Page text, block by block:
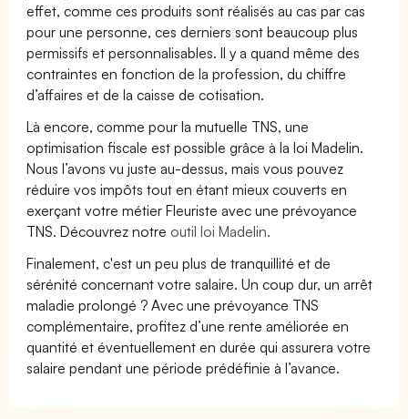
effet, comme ces produits sont réalisés au cas par cas
pour une personne, ces derniers sont beaucoup plus
permissifs et personnalisables. Il y a quand même des
contraintes en fonction de la profession, du chiffre
d’affaires et de la caisse de cotisation.
Là encore, comme pour la mutuelle TNS, une
optimisation fiscale est possible grâce à la loi Madelin.
Nous l’avons vu juste au-dessus, mais vous pouvez
réduire vos impôts tout en étant mieux couverts en
exerçant votre métier Fleuriste avec une prévoyance
TNS. Découvrez notre outil loi Madelin.
Finalement, c'est un peu plus de tranquillité et de
sérénité concernant votre salaire. Un coup dur, un arrêt
maladie prolongé ? Avec une prévoyance TNS
complémentaire, profitez d’une rente améliorée en
quantité et éventuellement en durée qui assurera votre
salaire pendant une période prédéfinie à l’avance.